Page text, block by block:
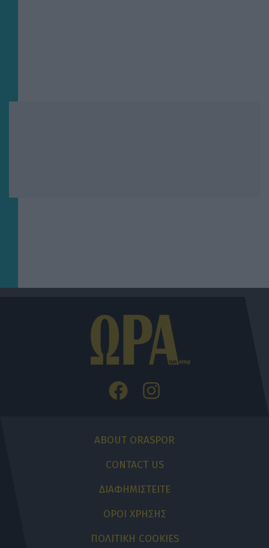
ABOUT ORASPOR
CONTACT US
ΔΙΑΦΗΜΙΣΤΕΙΤΕ
ΟΡΟΙ ΧΡΗΣΗΣ
ΠΟΛΙΤΙΚΗ COOKIES